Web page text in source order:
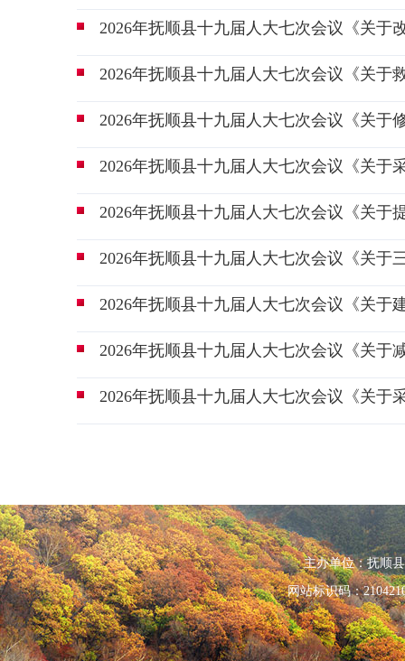
2026年抚顺县十九届人大七次会议《关于
2026年抚顺县十九届人大七次会议《关于
2026年抚顺县十九届人大七次会议《关于
2026年抚顺县十九届人大七次会议《关于
2026年抚顺县十九届人大七次会议《关于
2026年抚顺县十九届人大七次会议《关于
2026年抚顺县十九届人大七次会议《关于
2026年抚顺县十九届人大七次会议《关于
2026年抚顺县十九届人大七次会议《关于
主办单位：抚顺
网站标识码：